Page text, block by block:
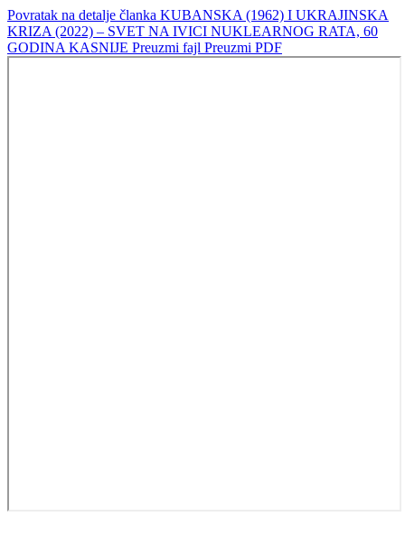
Povratak na detalje članka KUBANSKA (1962) I UKRAJINSKA
KRIZA (2022) – SVET NA IVICI NUKLEARNOG RATA, 60
GODINA KASNIJE Preuzmi fajl Preuzmi PDF